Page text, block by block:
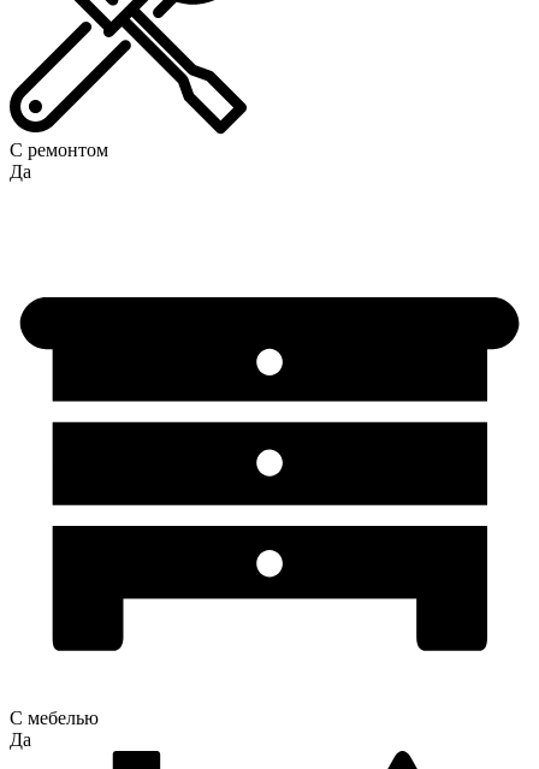
С ремонтом
Да
С мебелью
Да